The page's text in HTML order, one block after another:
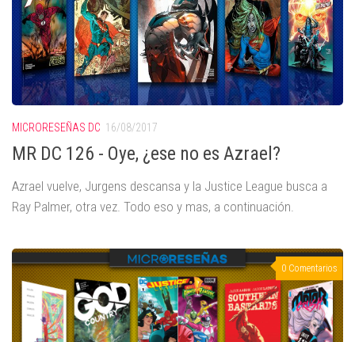
MICRORESEÑAS DC 16/08/2017
MR DC 126 - Oye, ¿ese no es Azrael?
Azrael vuelve, Jurgens descansa y la Justice League busca a
Ray Palmer, otra vez. Todo eso y mas, a continuación.
0 Comentarios